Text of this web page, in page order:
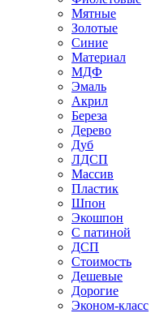
Мятные
Золотые
Синие
Материал
МДФ
Эмаль
Акрил
Береза
Дерево
Дуб
ЛДСП
Массив
Пластик
Шпон
Экошпон
С патиной
ДСП
Стоимость
Дешевые
Дорогие
Эконом-класс